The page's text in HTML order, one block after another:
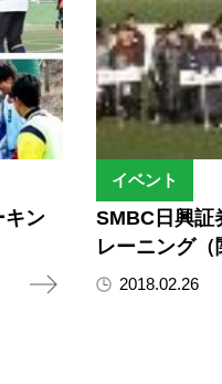
キン
イベント
SMBC日興証
レーニング（
2018.02.26